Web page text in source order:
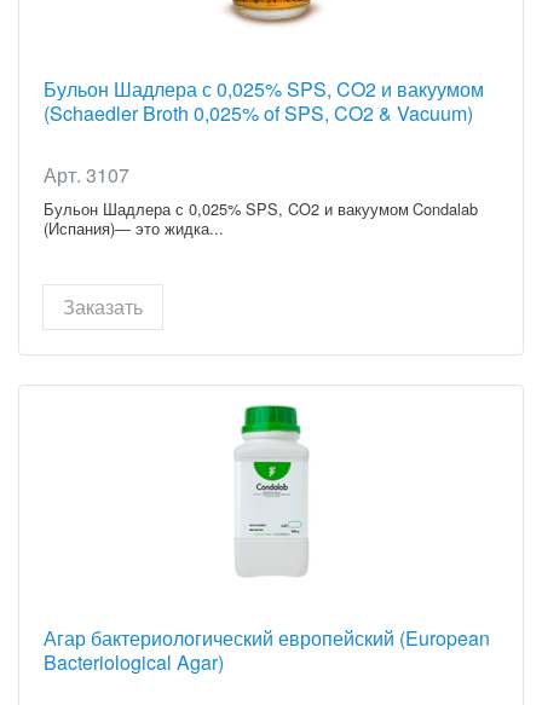
Бульон Шадлера с 0,025% SPS, CO2 и вакуумом
(Schaedler Broth 0,025% of SPS, CO2 & Vacuum)
Арт. 3107
Бульон Шадлера с 0,025% SPS, CO2 и вакуумом Condalab
(Испания)— это жидка...
Заказать
Агар бактериологический европейский (European
Bacteriological Agar)